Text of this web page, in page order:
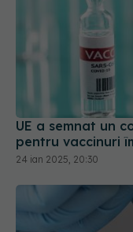
UE a semnat un
pentru vaccinuri
24 ian 2025, 20:30